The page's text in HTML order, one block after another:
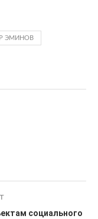
ЭМИНОВ
социального